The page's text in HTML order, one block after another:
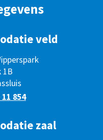
veld
1B
854
zaal